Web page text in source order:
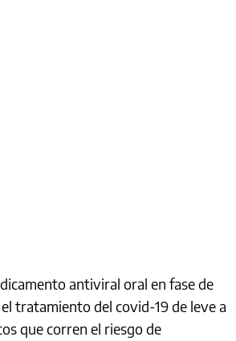
antiviral oral en fase de
tratamiento del covid-19 de leve a
que corren el riesgo de